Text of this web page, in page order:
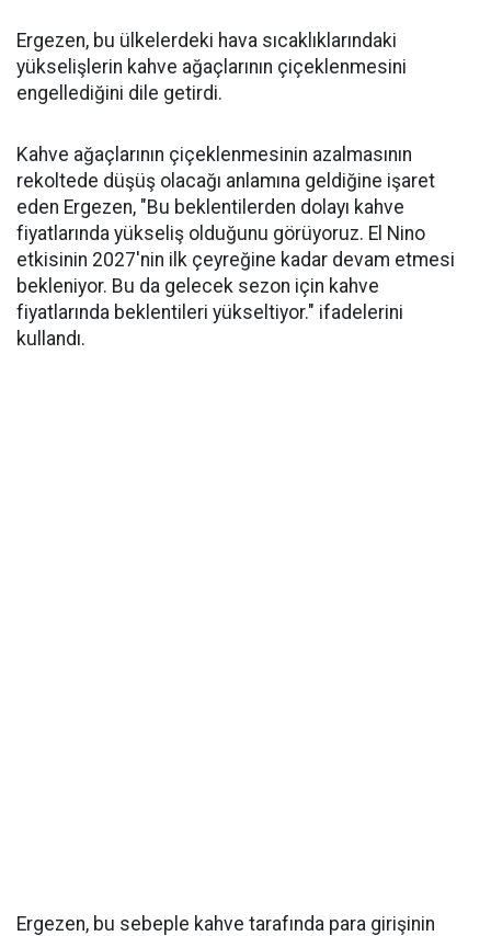
Ergezen, bu ülkelerdeki hava sıcaklıklarındaki
yükselişlerin kahve ağaçlarının çiçeklenmesini
engellediğini dile getirdi.
Kahve ağaçlarının çiçeklenmesinin azalmasının
rekoltede düşüş olacağı anlamına geldiğine işaret
eden Ergezen, "Bu beklentilerden dolayı kahve
fiyatlarında yükseliş olduğunu görüyoruz. El Nino
etkisinin 2027'nin ilk çeyreğine kadar devam etmesi
bekleniyor. Bu da gelecek sezon için kahve
fiyatlarında beklentileri yükseltiyor." ifadelerini
kullandı.
Ergezen, bu sebeple kahve tarafında para girişinin